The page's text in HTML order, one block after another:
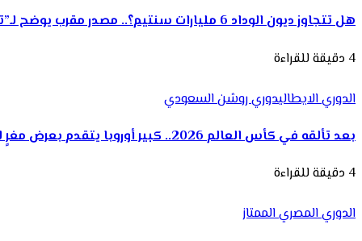
هل تتجاوز ديون الوداد 6 مليارات سنتيم؟.. مصدر مقرب يوضح لـ”تيلي سبورت”
4 دقيقة للقراءة
الدوري الايطاليدوري روشن السعودي
بعد تألقه في كأس العالم 2026.. كبير أوروبا يتقدم بعرض مغرٍ للهلال لضم إبن الوداد ياسين بونو
4 دقيقة للقراءة
الدوري المصري الممتاز